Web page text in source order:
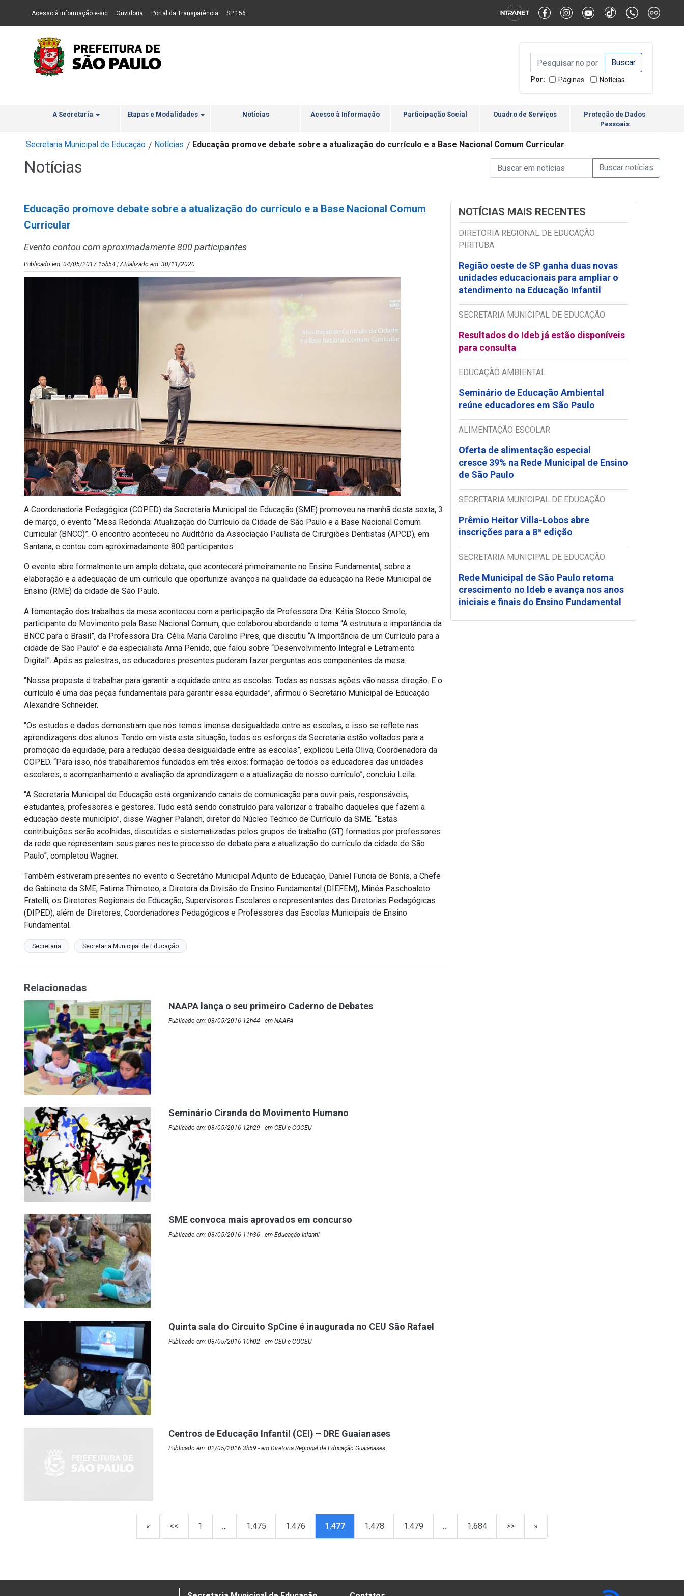
Ir ao Conteúdo Ir para menu principal 2 Ir para busca Ir para rodapé Alternar Alto Contraste Alternar Tamanho da Fonte
Acesso à informação e-sic(Link para um novo sítio)
Ouvidoria (Link para um novo sítio)
Portal da Transparência (Link para um novo sítio)
SP 156
Campo de Busca de
Campo de Busca de informaçõesEnviar a Busca
Por: Páginas Notícias
A Secretaria Etapas e Modalidades Notícias Acesso à Informação Participação Social Quadro de Serviços
Proteção de Dados
Pessoais
Secretaria Municipal de Educação / Notícias / Educação promove debate sobre a atualização do currículo e a Base Nacional Comum Curricular
Notícias Campo de Busca de Notícias
Campo de Busca de informaçõesEnviar a Busca de
Educação promove debate sobre a atualização do currículo e a Base Nacional Comum
Curricular
Evento contou com aproximadamente 800 participantes
Publicado em: 04/05/2017 15h54 | Atualizado em: 30/11/2020
A Coordenadoria Pedagógica (COPED) da Secretaria Municipal de Educação (SME) promoveu na manhã desta sexta, 3
de março, o evento “Mesa Redonda: Atualização do Currículo da Cidade de São Paulo e a Base Nacional Comum
Curricular (BNCC)”. O encontro aconteceu no Auditório da Associação Paulista de Cirurgiões Dentistas (APCD), em
Santana, e contou com aproximadamente 800 participantes.
O evento abre formalmente um amplo debate, que acontecerá primeiramente no Ensino Fundamental, sobre a
elaboração e a adequação de um currículo que oportunize avanços na qualidade da educação na Rede Municipal de
Ensino (RME) da cidade de São Paulo.
A fomentação dos trabalhos da mesa aconteceu com a participação da Professora Dra. Kátia Stocco Smole,
participante do Movimento pela Base Nacional Comum, que colaborou abordando o tema “A estrutura e importância da
BNCC para o Brasil”, da Professora Dra. Célia Maria Carolino Pires, que discutiu “A Importância de um Currículo para a
cidade de São Paulo” e da especialista Anna Penido, que falou sobre “Desenvolvimento Integral e Letramento
Digital”. Após as palestras, os educadores presentes puderam fazer perguntas aos componentes da mesa.
“Nossa proposta é trabalhar para garantir a equidade entre as escolas. Todas as nossas ações vão nessa direção. E o
currículo é uma das peças fundamentais para garantir essa equidade”, afirmou o Secretário Municipal de Educação
Alexandre Schneider.
“Os estudos e dados demonstram que nós temos imensa desigualdade entre as escolas, e isso se reflete nas
aprendizagens dos alunos. Tendo em vista esta situação, todos os esforços da Secretaria estão voltados para a
promoção da equidade, para a redução dessa desigualdade entre as escolas”, explicou Leila Oliva, Coordenadora da
COPED. “Para isso, nós trabalharemos fundados em três eixos: formação de todos os educadores das unidades
escolares, o acompanhamento e avaliação da aprendizagem e a atualização do nosso currículo”, concluiu Leila.
“A Secretaria Municipal de Educação está organizando canais de comunicação para ouvir pais, responsáveis,
estudantes, professores e gestores. Tudo está sendo construído para valorizar o trabalho daqueles que fazem a
educação deste município”, disse Wagner Palanch, diretor do Núcleo Técnico de Currículo da SME. “Estas
contribuições serão acolhidas, discutidas e sistematizadas pelos grupos de trabalho (GT) formados por professores
da rede que representam seus pares neste processo de debate para a atualização do currículo da cidade de São
Paulo”, completou Wagner.
Também estiveram presentes no evento o Secretário Municipal Adjunto de Educação, Daniel Funcia de Bonis, a Chefe
de Gabinete da SME, Fatima Thimoteo, a Diretora da Divisão de Ensino Fundamental (DIEFEM), Minéa Paschoaleto
Fratelli, os Diretores Regionais de Educação, Supervisores Escolares e representantes das Diretorias Pedagógicas
(DIPED), além de Diretores, Coordenadores Pedagógicos e Professores das Escolas Municipais de Ensino
Fundamental.
Secretaria Secretaria Municipal de Educação
NOTÍCIAS MAIS RECENTES
DIRETORIA REGIONAL DE EDUCAÇÃO
PIRITUBA
Região oeste de SP ganha duas novas
unidades educacionais para ampliar o
atendimento na Educação Infantil
SECRETARIA MUNICIPAL DE EDUCAÇÃO
Resultados do Ideb já estão disponíveis
para consulta
EDUCAÇÃO AMBIENTAL
Seminário de Educação Ambiental
reúne educadores em São Paulo
ALIMENTAÇÃO ESCOLAR
Oferta de alimentação especial
cresce 39% na Rede Municipal de Ensino
de São Paulo
SECRETARIA MUNICIPAL DE EDUCAÇÃO
Prêmio Heitor Villa-Lobos abre
inscrições para a 8ª edição
SECRETARIA MUNICIPAL DE EDUCAÇÃO
Rede Municipal de São Paulo retoma
crescimento no Ideb e avança nos anos
iniciais e finais do Ensino Fundamental
Relacionadas
NAAPA lança o seu primeiro Caderno de Debates
Publicado em: 03/05/2016 12h44 - em NAAPA
Seminário Ciranda do Movimento Humano
Publicado em: 03/05/2016 12h29 - em CEU e COCEU
SME convoca mais aprovados em concurso
Publicado em: 03/05/2016 11h36 - em Educação Infantil
Quinta sala do Circuito SpCine é inaugurada no CEU São Rafael
Publicado em: 03/05/2016 10h02 - em CEU e COCEU
Centros de Educação Infantil (CEI) – DRE Guaianases
Publicado em: 02/05/2016 3h59 - em Diretoria Regional de Educação Guaianases
« << 1 … 1.475 1.476 1.477 1.478 1.479 … 1.684 >> »